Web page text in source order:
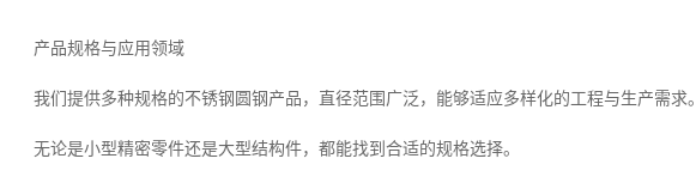
产品规格与应用领域
我们提供多种规格的不锈钢圆钢产品，直径范围广泛，能够适应多样化的工程与生产需求
无论是小型精密零件还是大型结构件，都能找到合适的规格选择。